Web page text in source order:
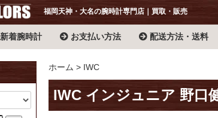
福岡天神・大名の腕時計専門店｜買取・販売
新着腕時計 お支払い方法 配送方法・送料
ホーム IWC
IWC インジュニア 野口